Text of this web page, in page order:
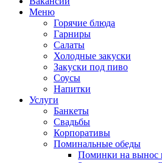
Меню
Горячие блюда
Гарниры
Салаты
Холодные закуски
Закуски под пиво
Соусы
Напитки
Услуги
Банкеты
Свадьбы
Корпоративы
Поминальные обеды
Поминки на вынос